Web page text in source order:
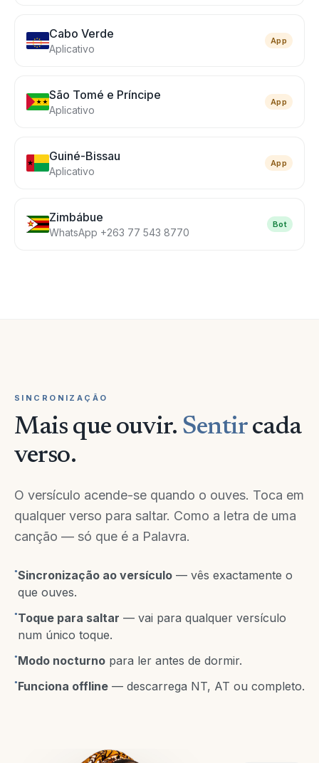
Cabo Verde
Aplicativo
App
São Tomé e Príncipe
Aplicativo
App
Guiné-Bissau
Aplicativo
App
Zimbábue
WhatsApp +263 77 543 8770
Bot
SINCRONIZAÇÃO
Mais que ouvir. Sentircada
verso.
O versículo acende-se quando o ouves. Toca em
qualquer verso para saltar. Como a letra de uma
canção — só que é a Palavra.
●Sincronização ao versículo — vês exactamente o
que ouves.
● Toque para saltar — vai para qualquer versículo
num único toque.
● Modo nocturno para ler antes de dormir.
● Funciona offline — descarrega NT, AT ou completo.